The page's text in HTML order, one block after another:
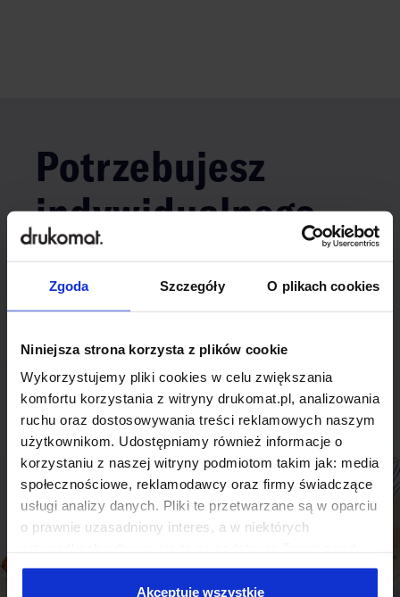
Zgoda Szczegóły O plikach cookies
Niniejsza strona korzysta z plików cookie
Wykorzystujemy pliki cookies w celu zwiększania
komfortu korzystania z witryny drukomat.pl, analizowania
ruchu oraz dostosowywania treści reklamowych naszym
użytkownikom. Udostępniamy również informacje o
korzystaniu z naszej witryny podmiotom takim jak: media
społecznościowe, reklamodawcy oraz firmy świadczące
usługi analizy danych. Pliki te przetwarzane są w oparciu
o prawnie uzasadniony interes, a w niektórych
Niektóre z plików cookies dostarczane i przetwarzane są
przez naszych zewnętrznych partnerów, z których listą
Akceptuję wszystkie
Potrzebujesz
indywidualnego
rozwiązania?
Odezwij się do nas, aby omówić